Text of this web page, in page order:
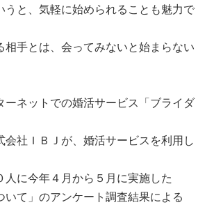
うと、気軽に始められることも魅力で
相手とは、会ってみないと始まらない
ーネットでの婚活サービス「ブライダ
会社ＩＢＪが、婚活サービスを利用し
人に今年４月から５月に実施した
いて」のアンケート調査結果による